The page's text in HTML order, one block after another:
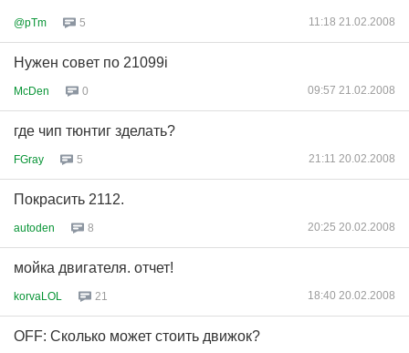
@pTm 5 11:18 21.02.2008
Нужен совет по 21099i
McDen 0 09:57 21.02.2008
где чип тюнтиг зделать?
FGray 5 21:11 20.02.2008
Покрасить 2112.
autoden 8 20:25 20.02.2008
мойка двигателя. отчет!
korvaLOL 21 18:40 20.02.2008
OFF: Сколько может стоить движок?